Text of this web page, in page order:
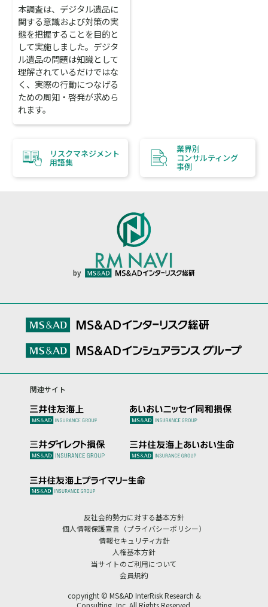
本調査は、デジタル遺品に
関する意識および対策の実
態を把握することを目的と
して実施しました。デジタ
ル遺品の問題は知識として
理解されているだけではな
く、実際の行動につなげる
ための周知・啓発が求めら
れます。
リスクマネジメント
用語集
業界別
コンサルティング
事例
by
関連サイト
反社会的勢力に対する基本方針
個人情報保護宣言（プライバシーポリシー）
情報セキュリティ方針
人権基本方針
当サイトのご利用について
会員規約
copyright © MS&AD InterRisk Research &